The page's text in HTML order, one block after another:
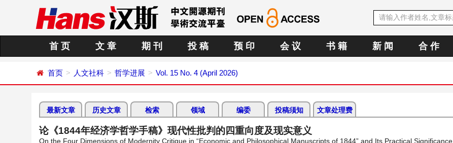
首 页 文 章 期 刊 投 稿 预 印 会 议 书 籍 新 闻 合 作
首页 人文社科 哲学进展 Vol. 15 No. 4 (April 2026)
最新文章 历史文章 检索 领域 编委 投稿须知 文章处理费
论《1844年经济学哲学手稿》现代性批判的四重向度及现实意义
On the Four Dimensions of Modernity Critique in “Economic and Philosophical Manuscripts of 1844” and Its Practical Significance